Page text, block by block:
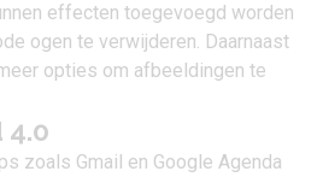
effecten toegevoegd worden
ogen te verwijderen. Daarnaast
opties om afbeeldingen te
4.0
zoals Gmail en Google Agenda